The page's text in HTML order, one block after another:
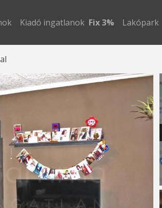
Kiadó ingatlanok Fix 3% Lakópark